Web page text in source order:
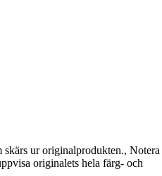
ur originalprodukten., Notera
originalets hela färg- och